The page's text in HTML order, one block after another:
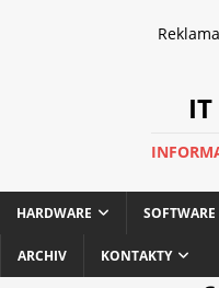
IT
HARDWARE SOFTWARE
ARCHIV KONTAKTY